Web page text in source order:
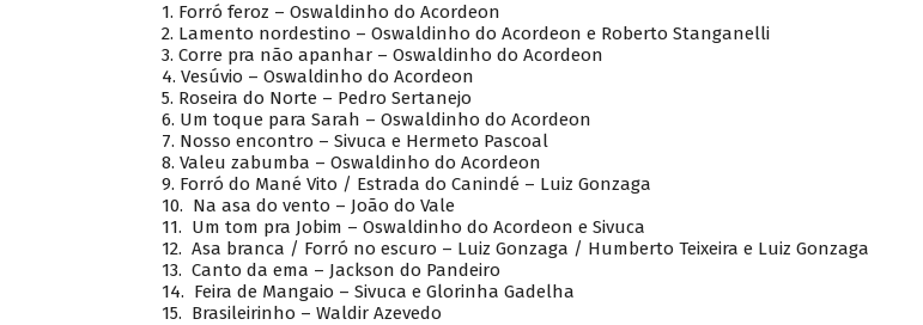
1. Forró feroz – Oswaldinho do Acordeon
2. Lamento nordestino – Oswaldinho do Acordeon e Roberto Stanganelli
3. Corre pra não apanhar – Oswaldinho do Acordeon
4. Vesúvio – Oswaldinho do Acordeon
5. Roseira do Norte – Pedro Sertanejo
6. Um toque para Sarah – Oswaldinho do Acordeon
7. Nosso encontro – Sivuca e Hermeto Pascoal
8. Valeu zabumba – Oswaldinho do Acordeon
9. Forró do Mané Vito / Estrada do Canindé – Luiz Gonzaga
10. Na asa do vento – João do Vale
11. Um tom pra Jobim – Oswaldinho do Acordeon e Sivuca
12. Asa branca / Forró no escuro – Luiz Gonzaga / Humberto Teixeira e Luiz Gonzaga
13. Canto da ema – Jackson do Pandeiro
14. Feira de Mangaio – Sivuca e Glorinha Gadelha
15. Brasileirinho – Waldir Azevedo